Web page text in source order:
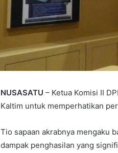
NUSASATU – Ketua Komisi II
Kaltim untuk memperhatikan
Tio sapaan akrabnya mengaku
dampak penghasilan yang